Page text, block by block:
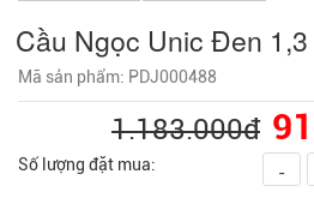
Cầu Ngọc Unic Đen 1,3
Mã sản phẩm: PDJ000488
1.183.000đ
Số lượng đặt mua: -